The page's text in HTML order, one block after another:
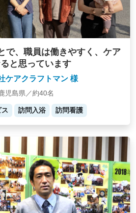
で、職員は働きやすく、ケア
と思っています
ケアクラフトマン 様
児島県／約40名
訪問入浴 訪問看護